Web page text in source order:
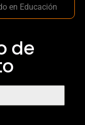
en Educación
de